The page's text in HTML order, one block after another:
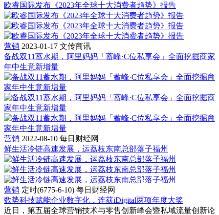
欧睿国际发布《2023年全球十大消费者趋势》报告
营销 2023-01-17 文传商讯
备战双11蓄水期，阿里妈妈「蓄峰·C位私享会」全面挖掘商家
年中生意新增量
营销 2022-08-10 每日财经网
鲜生活冷链高速发展，运荔枝东南总部落子福州
营销 定时(6775-6-10) 每日财经网
数势科技赋能企业数字化，连获iDigital两项年度大奖
近日，第五届全球营销技术与零售创新峰会暨私域流量创新论